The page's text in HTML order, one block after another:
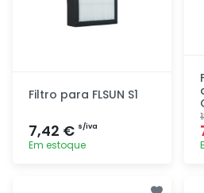
Filtro para FLSUN S1
7,42 € s/iva
Em estoque